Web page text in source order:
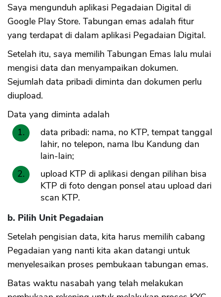
Saya mengunduh aplikasi Pegadaian Digital di
Google Play Store. Tabungan emas adalah fitur
yang terdapat di dalam aplikasi Pegadaian Digital.
Setelah itu, saya memilih Tabungan Emas lalu mulai
mengisi data dan menyampaikan dokumen.
Sejumlah data pribadi diminta dan dokumen perlu
diupload.
Data yang diminta adalah
data pribadi: nama, no KTP, tempat tanggal
lahir, no telepon, nama Ibu Kandung dan
lain-lain;
upload KTP di aplikasi dengan pilihan bisa
KTP di foto dengan ponsel atau upload dari
scan KTP.
b. Pilih Unit Pegadaian
Setelah pengisian data, kita harus memilih cabang
Pegadaian yang nanti kita akan datangi untuk
menyelesaikan proses pembukaan tabungan emas.
Batas waktu nasabah yang telah melakukan